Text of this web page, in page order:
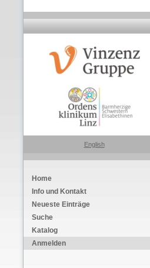
English
Home
Info und Kontakt
Neueste Einträge
Suche
Katalog
Anmelden